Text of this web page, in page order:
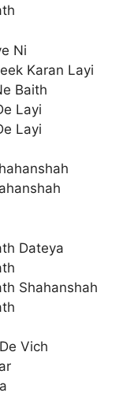
Ni
Karan Layi
Baith
Layi
Layi
Dateya
Shahanshah
Vich